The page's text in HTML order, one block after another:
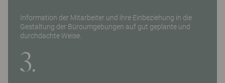
Information der Mitarbeiter und ihre Einbeziehung in die
Gestaltung der Büroumgebungen auf gut geplante und
durchdachte Weise.
3.